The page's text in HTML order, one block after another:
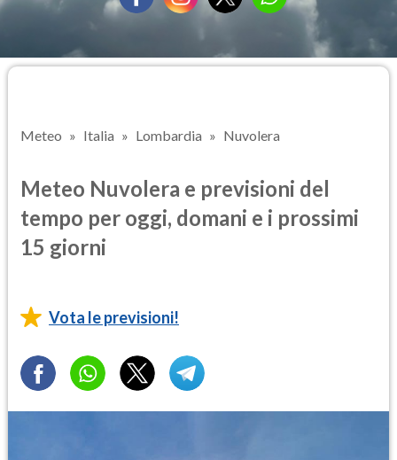
Meteo Italia Lombardia Nuvolera
Meteo Nuvolera e previsioni del
tempo per oggi, domani e i prossimi
15 giorni
Vota le previsioni!